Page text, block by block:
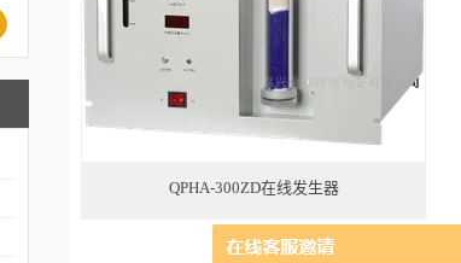
QPHA-300ZD在线发生器